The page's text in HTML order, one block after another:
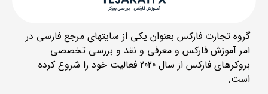
گروه تجارت فارکس بعنوان یکی از سایتهای مرجع فارسی در
امر آموزش فارکس و معرفی و نقد و بررسی تخصصی
بروکرهای فارکس از سال 2020 فعالیت خود را شروع کرده
است.